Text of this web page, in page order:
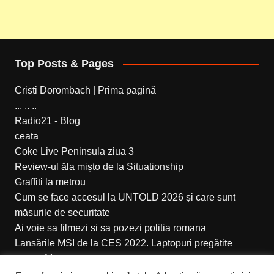
Top Posts & Pages
Cristi Dorombach | Prima pagină
... .. ..
Radio21 - Blog
ceata
Coke Live Peninsula ziua 3
Review-ul ăla mișto de la Situationship
Graffiti la metrou
Cum se face accesul la UNTOLD 2026 și care sunt
măsurile de securitate
Ai voie sa filmezi si sa pozezi politia romana
Lansările MSI de la CES 2022. Laptopuri pregătite
pentru Metaverse